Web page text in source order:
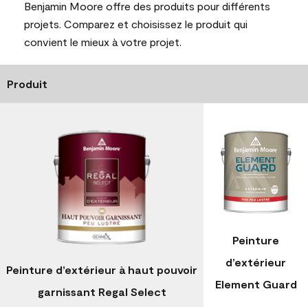
Benjamin Moore offre des produits pour différents
projets. Comparez et choisissez le produit qui
convient le mieux à votre projet.
Produit
Peinture d’extérieur à haut pouvoir
garnissant Regal Select
Peinture
d’extérieur
Element Guard